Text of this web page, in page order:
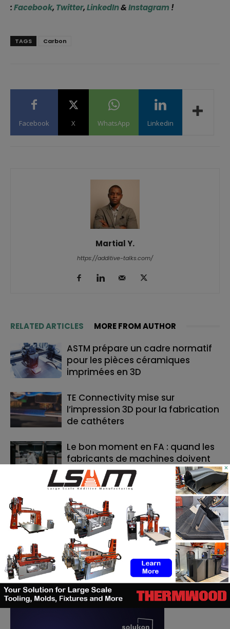
:Facebook,Twitter,LinkedIn&Instagram !
TAGS Carbon
Facebook X WhatsApp Linkedin
Martial Y.
https://additive-talks.com/
RELATED ARTICLES MORE FROM AUTHOR
ASTM prépare un cadre normatif
pour les pièces céramiques
imprimées en 3D
TE Connectivity mise sur
l’impression 3D pour la fabrication
de cathéters
Le bon moment en FA : quand les
fabricants de machines doivent
lancer, et quand les utilisateurs
doivent investir
RECHERCHE
×